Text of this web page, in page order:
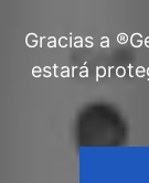
Gracias a
estará